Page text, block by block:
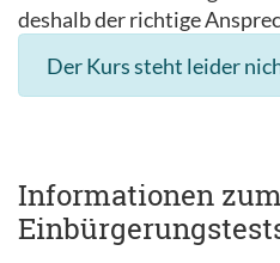
deshalb der richtige
Der Kurs steht leider
Informationen